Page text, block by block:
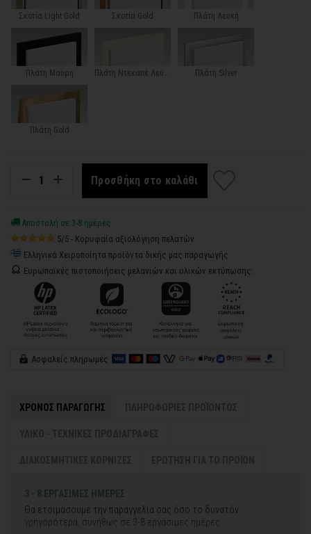
Σκοτία Light Gold Σκοτία Gold Πλάτη Λευκή
Πλάτη Μαύρη Πλάτη Silver
Πλάτη Gold
Προσθήκη στο καλάθι
Αποστολή σε 3-8 ημέρες
5/5 - Κορυφαία αξιολόγηση πελατών
Ελληνικά Χειροποίητα προϊόντα δικής μας παραγωγής
Ευρωπαϊκές πιστοποιήσεις μελανιών και υλικών εκτύπωσης:
Ασφαλείς πληρωμές
ΧΡΟΝΟΣ ΠΑΡΑΓΩΓΗΣ
3 - 8 ΕΡΓΑΣΙΜΕΣ ΗΜΕΡΕΣ
Θα ετοιμάσουμε την παραγγελία σας όσο το δυνατόν
γρηγορότερα, συνήθως σε 3-8 εργάσιμες ημέρες.